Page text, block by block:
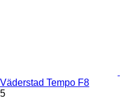
Väderstad Tempo F8
5